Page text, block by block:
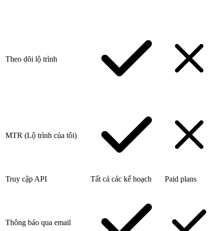
Theo dõi lộ trình
MTR (Lộ trình của tôi)
Truy cập API Tất cả các kế hoạch Paid plans
Thông báo qua email